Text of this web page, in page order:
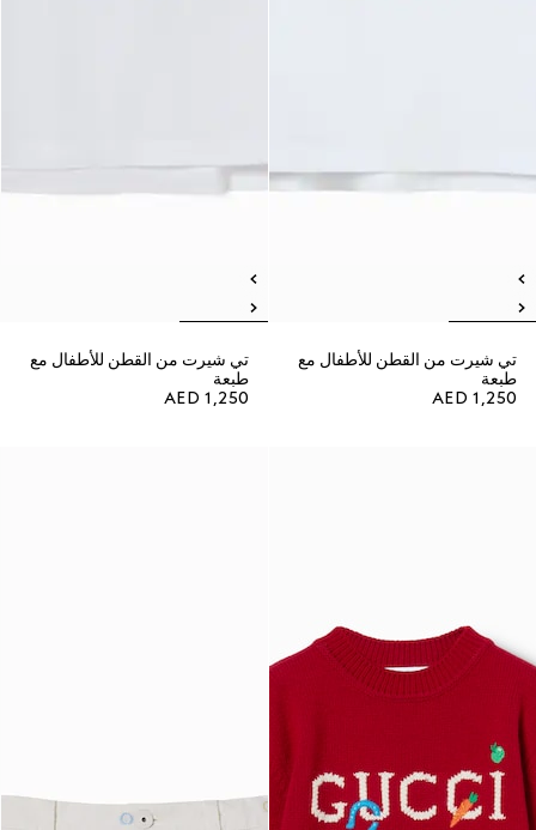
تي شيرت من القطن للأطفال مع
طبعة
AED 1,250
تي شيرت من القطن للأطفال مع
طبعة
AED 1,250